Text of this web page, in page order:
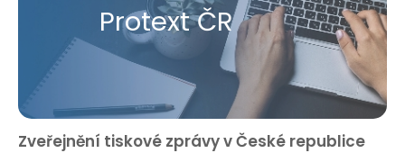
Protext ČR
Zveřejnění tiskové zprávy v České republice